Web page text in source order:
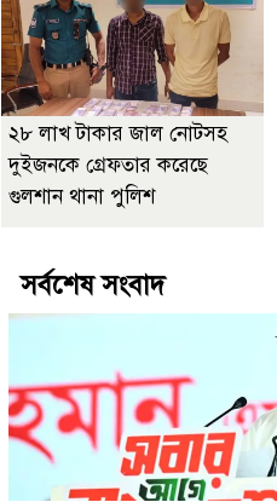
২৮ লাখ টাকার জাল নোটসহ
দুইজনকে গ্রেফতার করেছে
গুলশান থানা পুলিশ
সর্বশেষ সংবাদ